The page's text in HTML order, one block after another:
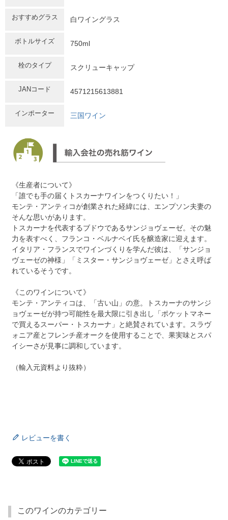
おすすめグラス 白ワイングラス
ボトルサイズ 750ml
栓のタイプ スクリューキャップ
JANコード 4571215613881
インポーター 三国ワイン
《生産者について》
「誰でも手の届くトスカーナワインをつくりたい！」
モンテ・アンティコが創業された経緯には、エンプソン夫妻の
そんな思いがあります。
トスカーナを代表するブドウであるサンジョヴェーゼ。その魅
力を表すべく、フランコ・ベルナベイ氏を醸造家に迎えます。
イタリア・フランスでワインづくりを学んだ彼は、「サンジョ
ヴェーゼの神様」「ミスター・サンジョヴェーゼ」とさえ呼ば
れているそうです。
《このワインについて》
モンテ・アンティコは、「古い山」の意。トスカーナのサンジ
ョヴェーゼが持つ可能性を最大限に引き出し「ポケットマネー
で買えるスーパー・トスカーナ」と絶賛されています。スラヴ
ォニア産とフレンチ産オークを使用することで、果実味とスパ
イシーさが見事に調和しています。
（輸入元資料より抜粋）
レビューを書く
このワインのカテゴリー